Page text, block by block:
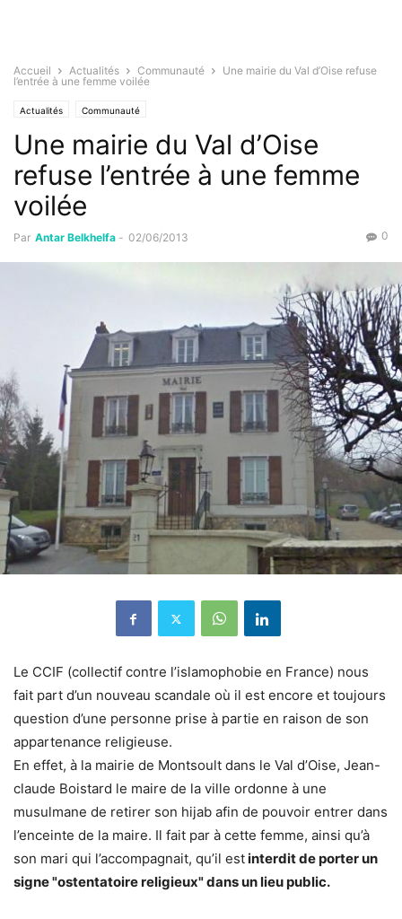
Accueil Actualités Communauté
Une mairie du Val d’Oise refuse
l’entrée à une femme voilée
Actualités Communauté
Une mairie du Val d’Oise
refuse l’entrée à une femme
voilée
Par Antar Belkhelfa - 02/06/2013 0
Le CCIF (collectif contre l’islamophobie en France) nous
fait part d’un nouveau scandale où il est encore et toujours
question d’une personne prise à partie en raison de son
appartenance religieuse.
En effet, à la mairie de Montsoult dans le Val d’Oise, Jean-
claude Boistard le maire de la ville ordonne à une
musulmane de retirer son hijab afin de pouvoir entrer dans
l’enceinte de la maire. Il fait par à cette femme, ainsi qu’à
son mari qui l’accompagnait, qu’il estinterdit de porter un
signe "ostentatoire religieux" dans un lieu public.